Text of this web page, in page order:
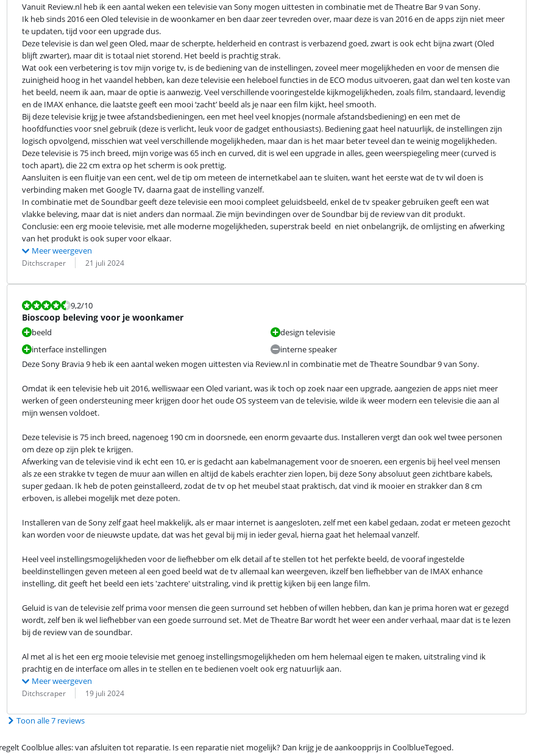
Vanuit Review.nl heb ik een aantal weken een televisie van Sony mogen uittesten in combinatie met de Theatre Bar 9 van Sony.
Ik heb sinds 2016 een Oled televisie in de woonkamer en ben daar zeer tevreden over, maar deze is van 2016 en de apps zijn niet meer
te updaten, tijd voor een upgrade dus.
Deze televisie is dan wel geen Oled, maar de scherpte, helderheid en contrast is verbazend goed, zwart is ook echt bijna zwart (Oled
blijft zwarter), maar dit is totaal niet storend. Het beeld is prachtig strak.
Wat ook een verbetering is tov mijn vorige tv, is de bediening van de instellingen, zoveel meer mogelijkheden en voor de mensen die
zuinigheid hoog in het vaandel hebben, kan deze televisie een heleboel functies in de ECO modus uitvoeren, gaat dan wel ten koste van
het beeld, neem ik aan, maar de optie is aanwezig. Veel verschillende vooringestelde kijkmogelijkheden, zoals film, standaard, levendig
en de IMAX enhance, die laatste geeft een mooi ‘zacht’ beeld als je naar een film kijkt, heel smooth.
Bij deze televisie krijg je twee afstandsbedieningen, een met heel veel knopjes (normale afstandsbediening) en een met de
hoofdfuncties voor snel gebruik (deze is verlicht, leuk voor de gadget enthousiasts). Bediening gaat heel natuurlijk, de instellingen zijn
logisch opvolgend, misschien wat veel verschillende mogelijkheden, maar dan is het maar beter teveel dan te weinig mogelijkheden.
Deze televisie is 75 inch breed, mijn vorige was 65 inch en curved, dit is wel een upgrade in alles, geen weerspiegeling meer (curved is
toch apart), die 22 cm extra op het scherm is ook prettig.
Aansluiten is een fluitje van een cent, wel de tip om meteen de internetkabel aan te sluiten, want het eerste wat de tv wil doen is
verbinding maken met Google TV, daarna gaat de instelling vanzelf.
In combinatie met de Soundbar geeft deze televisie een mooi compleet geluidsbeeld, enkel de tv speaker gebruiken geeft een wat
vlakke beleving, maar dat is niet anders dan normaal. Zie mijn bevindingen over de Soundbar bij de review van dit produkt.
Conclusie: een erg mooie televisie, met alle moderne mogelijkheden, superstrak beeld  en niet onbelangrijk, de omlijsting en afwerking
van het produkt is ook super voor elkaar.
Meer weergeven
Beoordeling door:
Ditchscraper
Datum: 21 juli 2024
Beoordeling is 9,2 van de 10.
9,2/10
Bioscoop beleving voor je woonkamer
beeld
interface instellingen
design televisie
interne speaker
Deze Sony Bravia 9 heb ik een aantal weken mogen uittesten via Review.nl in combinatie met de Theatre Soundbar 9 van Sony.
Omdat ik een televisie heb uit 2016, welliswaar een Oled variant, was ik toch op zoek naar een upgrade, aangezien de apps niet meer
werken of geen ondersteuning meer krijgen door het oude OS systeem van de televisie, wilde ik weer modern een televisie die aan al
mijn wensen voldoet.
Deze televisie is 75 inch breed, nagenoeg 190 cm in doorsnede, een enorm gevaarte dus. Installeren vergt dan ook wel twee personen
om deze op zijn plek te krijgen.
Afwerking van de televisie vind ik echt een 10, er is gedacht aan kabelmanagement voor de snoeren, een ergenis bij heel veel mensen
als ze een strakke tv tegen de muur aan willen en altijd de kabels erachter zien lopen, bij deze Sony absoluut geen zichtbare kabels,
super gedaan. Ik heb de poten geinstalleerd, zodat de tv op het meubel staat praktisch, dat vind ik mooier en strakker dan 8 cm
erboven, is allebei mogelijk met deze poten.
Installeren van de Sony zelf gaat heel makkelijk, als er maar internet is aangesloten, zelf met een kabel gedaan, zodat er meteen gezocht
kan worden voor de nieuwste update, dat was het geval bij mij in ieder geval, hierna gaat het helemaal vanzelf.
Heel veel instellingsmogelijkheden voor de liefhebber om elk detail af te stellen tot het perfekte beeld, de vooraf ingestelde
beeldinstellingen geven meteen al een goed beeld wat de tv allemaal kan weergeven, ikzelf ben liefhebber van de IMAX enhance
instelling, dit geeft het beeld een iets 'zachtere' uitstraling, vind ik prettig kijken bij een lange film.
Geluid is van de televisie zelf prima voor mensen die geen surround set hebben of willen hebben, dan kan je prima horen wat er gezegd
wordt, zelf ben ik wel liefhebber van een goede surround set. Met de Theatre Bar wordt het weer een ander verhaal, maar dat is te lezen
bij de review van de soundbar.
Al met al is het een erg mooie televisie met genoeg instellingsmogelijkheden om hem helemaal eigen te maken, uitstraling vind ik
prachtig en de interface om alles in te stellen en te bedienen voelt ook erg natuurlijk aan.
Meer weergeven
Beoordeling door:
Ditchscraper
Datum: 19 juli 2024
Toon alle 7 reviews
Coolblue alles: van afsluiten tot reparatie. Is een reparatie niet mogelijk? Dan krijg je de aankoopprijs in CoolblueTegoed.